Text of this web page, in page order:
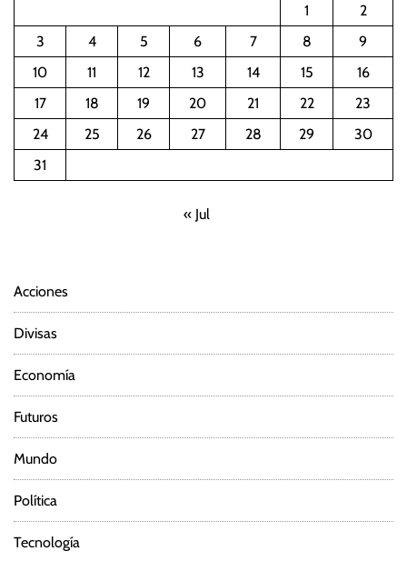
1
2
3
4 5 6 7 8
9
10
11 12 13 14 15
16
17
18 19 20 21 22
23
24
25 26 27 28 29
30
31
« Jul
Acciones
Divisas
Economía
Futuros
Mundo
Política
Tecnología